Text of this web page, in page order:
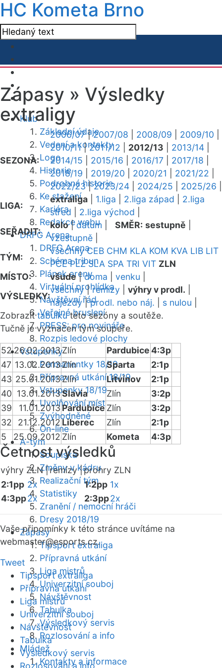
HC Kometa Brno
Klub
Základní údaje
Vedení a kontakty
Logo
Historie
Podrobná historie
Ke stažení
Kariéra
Redakce webu
DRFG Arena
DRFG Arena
Schéma tribun
Plánek areny
Virtuální prohlídka
Návštěvní řád
Veřejné bruslení
PRESS: pro novináře
Rozpis ledové plochy
Vstupenky
Permanentky 18/19
Přípravná utkání 18/19
Vstupenky 18/19
Uvolňování míst
Zvýhodněné
On-line
A-tým
Soupiska
Změny v kádru
Realizační tým
Statistiky
Zranění / nemocní hráči
Dresy 2018/19
Zápasy
Tipsport extraliga
Přípravná utkání
Liga mistrů
Univerzitní souboj
Návštěvnost
Tabulka
Výsledkový servis
Rozlosování a info
Mládež
Kontakty a informace
Zápasy » Výsledky
extraligy
SEZONA:
2006/07|2007/08 2008/09 2009/10
2010/11|2011/12 2012/13 2013/14
2014/15
2015/16 2016/17 2017/18
2018/19
2019/20 2020/21 2021/22
2022/23|2023/24 2024/25 2025/26
LIGA:
extraliga 1.liga 2.liga západ
2.liga
střed
2.liga východ
SEŘADIT:
kolo|datum SMĚR: sestupně
vzestupně
TÝM:
všechny CEB CHM KLA KOM KVA LIB LIT
PCE PLZ SLA SPA TRI VIT ZLN
MÍSTO:
všude|doma venku
VÝSLEDKY:
všechny|remízy výhry v prodl.
nájezdy|prodl. nebo náj. s nulou
Zobrazittabulkutéto sezóny a soutěže.
Tučně je vyznačen tým soupeře.
52 26.02.2013Zlín Pardubice4:3p
47 13.02.2013Zlín Sparta
2:1p
43 25.01.2013Zlín Litvínov
2:1p
40 13.01.2013Slavia Zlín
3:2p
39
11.01.2013PardubiceZlín
3:2p
32
21.12.2012Liberec Zlín
2:1p
5
25.09.2012 Zlín Kometa 4:3p
Četnost výsledků
výhry ZLN |remízy |prohry ZLN
2:1pp 2x
4:3pp2x
1:2pp 1x
2:3pp2x
Vaše připomínky k této stránce uvítáme na
webmaster@esports.cz.
Tweet
Tipsport extraliga
Přípravná utkání
Liga mistrů
Univerzitní souboj
Návštěvnost
Tabulka
Výsledkový servis
Rozlosování a info